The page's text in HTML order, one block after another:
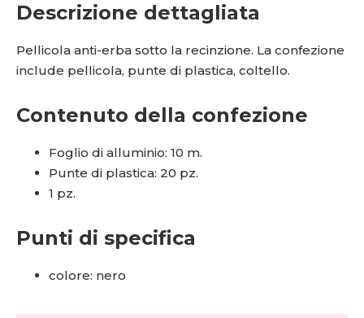
Descrizione dettagliata
Pellicola anti-erba sotto la recinzione. La confezione
include pellicola, punte di plastica, coltello.
Contenuto della confezione
Foglio di alluminio: 10 m.
Punte di plastica: 20 pz.
1 pz.
Punti di specifica
colore: nero